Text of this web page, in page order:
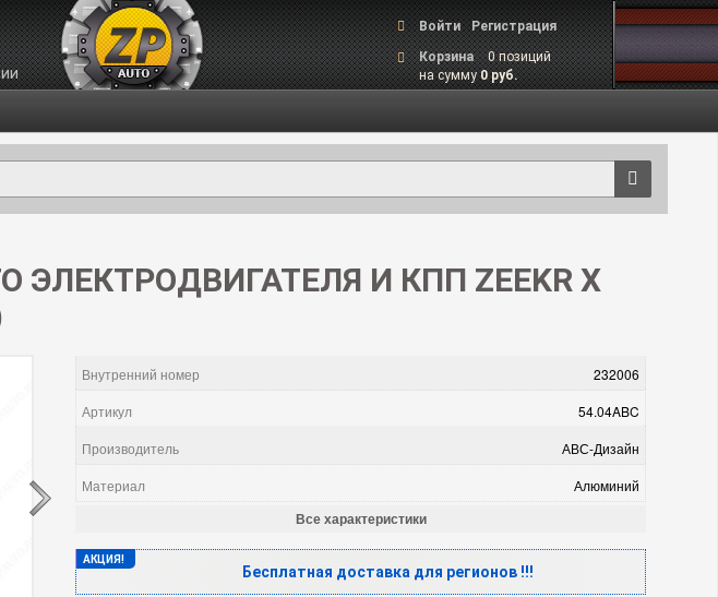
Войти
Регистрация
Корзина
0 позиций
на сумму0 руб.
ЭЛЕКТРОДВИГАТЕЛЯ И КПП ZEEKR Х
Внутренний номер
232006
Артикул
54.04ABC
Производитель
АВС-Дизайн
Материал
Алюминий
Все характеристики
Бесплатная доставка для регионов !!!
АКЦИЯ!